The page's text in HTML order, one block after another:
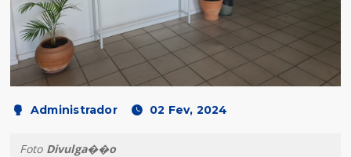
Administrador 02 Fev, 2024
Foto Divulga��o